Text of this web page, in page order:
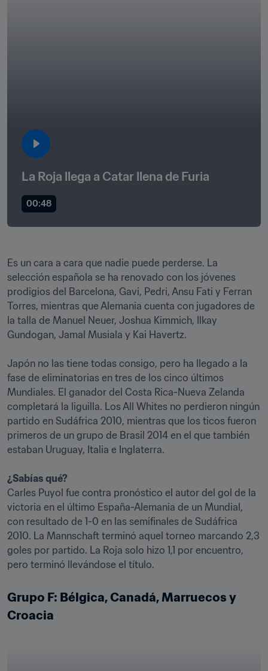
La Roja llega a Catar llena de Furia
00:48
Es un cara a cara que nadie puede perderse. La
selección española se ha renovado con los jóvenes
prodigios del Barcelona, Gavi, Pedri, Ansu Fati y Ferran
Torres, mientras que Alemania cuenta con jugadores de
la talla de Manuel Neuer, Joshua Kimmich, Ilkay
Gundogan, Jamal Musiala y Kai Havertz.
Japón no las tiene todas consigo, pero ha llegado a la
fase de eliminatorias en tres de los cinco últimos
Mundiales. El ganador del Costa Rica-Nueva Zelanda
completará la liguilla. Los All Whites no perdieron ningún
partido en Sudáfrica 2010, mientras que los ticos fueron
primeros de un grupo de Brasil 2014 en el que también
estaban Uruguay, Italia e Inglaterra.
¿Sabías qué?
Carles Puyol fue contra pronóstico el autor del gol de la
victoria en el último España-Alemania de un Mundial,
con resultado de 1-0 en las semifinales de Sudáfrica
2010. La Mannschaft terminó aquel torneo marcando 2,3
goles por partido. La Roja solo hizo 1,1 por encuentro,
pero terminó llevándose el título.
Grupo F: Bélgica, Canadá, Marruecos y
Croacia